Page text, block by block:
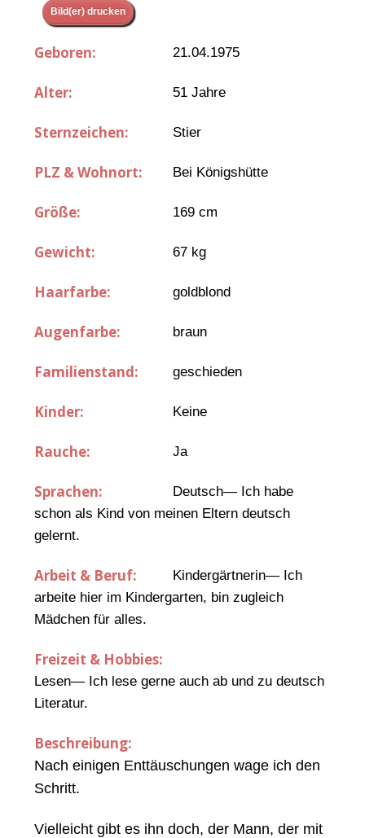
Bild(er) drucken
Geboren: 21.04.1975
Alter: 51 Jahre
Sternzeichen: Stier
PLZ & Wohnort: Bei Königshütte
Größe: 169 cm
Gewicht: 67 kg
Haarfarbe: goldblond
Augenfarbe: braun
Familienstand: geschieden
Kinder: Keine
Rauche: Ja
Sprachen:
Deutsch— Ich habe
schon als Kind von meinen Eltern deutsch
gelernt.
Arbeit & Beruf:
Kindergärtnerin— Ich
arbeite hier im Kindergarten, bin zugleich
Mädchen für alles.
Freizeit & Hobbies:
Lesen— Ich lese gerne auch ab und zu deutsch
Literatur.
Beschreibung:
Nach einigen Enttäuschungen wage ich den
Schritt.
Vielleicht gibt es ihn doch, der Mann, der mit